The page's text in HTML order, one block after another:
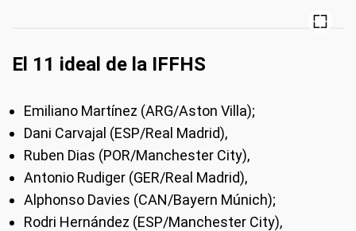
El 11 ideal de la IFFHS
Emiliano Martínez (ARG/Aston Villa);
Dani Carvajal (ESP/Real Madrid),
Ruben Dias (POR/Manchester City),
Antonio Rudiger (GER/Real Madrid),
Alphonso Davies (CAN/Bayern Múnich);
Rodri Hernández (ESP/Manchester City),